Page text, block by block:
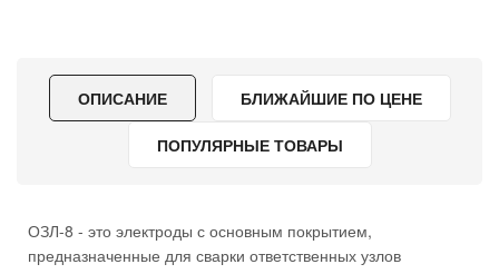
ОПИСАНИЕ БЛИЖАЙШИЕ ПО ЦЕНЕ
ПОПУЛЯРНЫЕ ТОВАРЫ
ОЗЛ-8 - это электроды с основным покрытием,
предназначенные для сварки ответственных узлов